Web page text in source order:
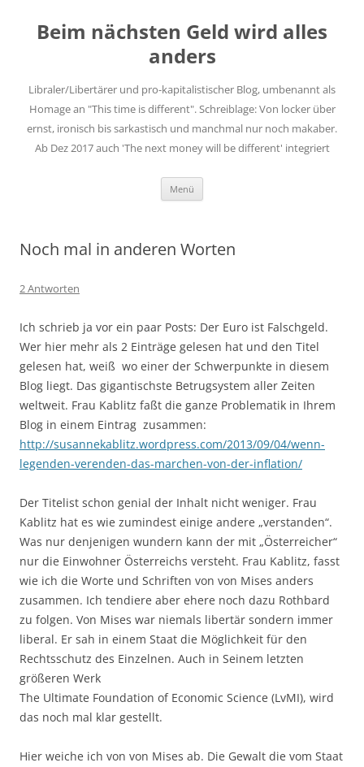
springen
Beim nächsten Geld wird alles
anders
Libraler/Libertärer und pro-kapitalistischer Blog, umbenannt als
Homage an "This time is different". Schreiblage: Von locker über
ernst, ironisch bis sarkastisch und manchmal nur noch makaber.
Ab Dez 2017 auch 'The next money will be different' integriert
Menü
Noch mal in anderen Worten
2 Antworten
Ich schrieb ja vor ein paar Posts: Der Euro ist Falschgeld.
Wer hier mehr als 2 Einträge gelesen hat und den Titel
gelesen hat, weiß wo einer der Schwerpunkte in diesem
Blog liegt. Das gigantischste Betrugsystem aller Zeiten
weltweit. Frau Kablitz faßt die ganze Problematik in Ihrem
Blog in einem Eintrag zusammen:
http://susannekablitz.wordpress.com/2013/09/04/wenn-
legenden-verenden-das-marchen-von-der-inflation/
Der Titelist schon genial der Inhalt nicht weniger. Frau
Kablitz hat es wie zumindest einige andere „verstanden“.
Was nur denjenigen wundern kann der mit „Österreicher“
nur die Einwohner Österreichs versteht. Frau Kablitz, fasst
wie ich die Worte und Schriften von von Mises anders
zusammen. Ich tendiere aber ehere noch dazu Rothbard
zu folgen. Von Mises war niemals libertär sondern immer
liberal. Er sah in einem Staat die Möglichkeit für den
Rechtsschutz des Einzelnen. Auch in Seinem letzten
größeren Werk
The Ultimate Foundation of Economic Science (LvMI), wird
das noch mal klar gestellt.
Hier weiche ich von von Mises ab. Die Gewalt die vom Staat